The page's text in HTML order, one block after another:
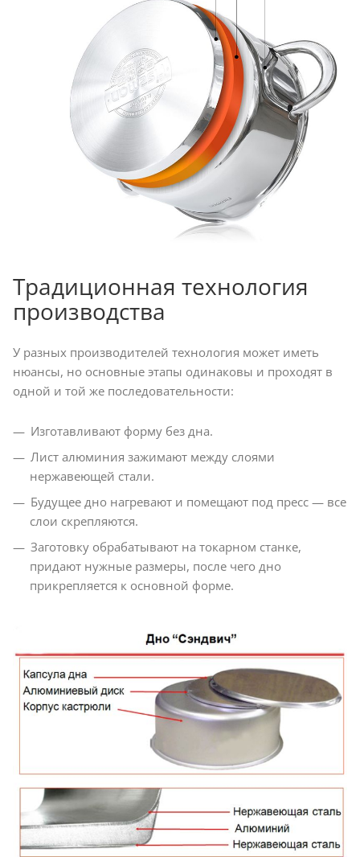
Традиционная технология
производства
У разных производителей технология может иметь
нюансы, но основные этапы одинаковы и проходят в
одной и той же последовательности:
Изготавливают форму без дна.
Лист алюминия зажимают между слоями
нержавеющей стали.
Будущее дно нагревают и помещают под пресс — все
слои скрепляются.
Заготовку обрабатывают на токарном станке,
придают нужные размеры, после чего дно
прикрепляется к основной форме.